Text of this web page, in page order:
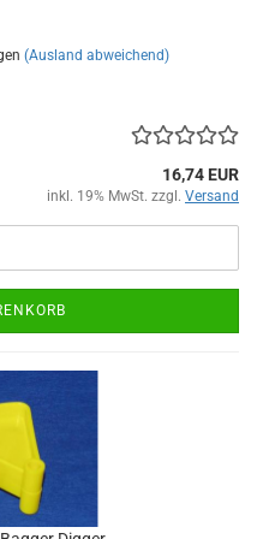
(Ausland abweichend)
16,74 EUR
inkl. 19% MwSt. zzgl. Versand